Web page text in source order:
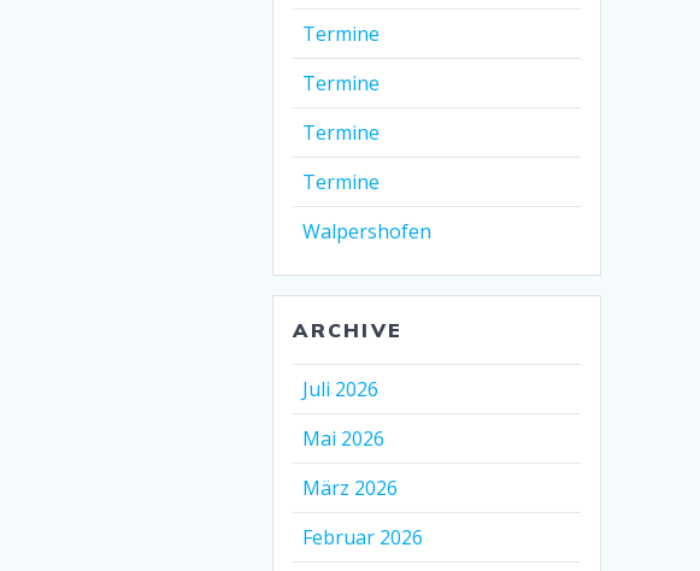
Termine
Termine
Termine
Termine
Walpershofen
ARCHIVE
Juli 2026
Mai 2026
März 2026
Februar 2026